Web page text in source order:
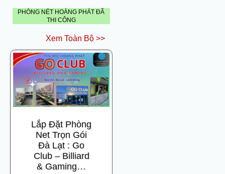
PHÒNG NÉT HOÀNG PHÁT ĐÃ
THI CÔNG
Xem Toàn Bộ >>
Lắp Đặt Phòng
Net Trọn Gói
Đà Lạt : Go
Club – Billiard
& Gaming…